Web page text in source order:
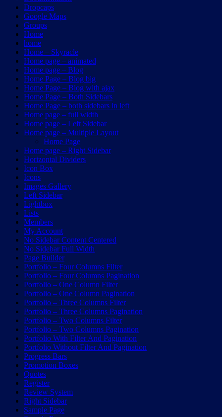
Dropcaps
Google Maps
Groups
Home
home
Home – Skyracle
Home page – animated
Home page – Blog
Home Page – Blog big
Home Page – Blog with ajax
Home Page – Both Sidebars
Home Page – both sidebars in left
Home page – full width
Home page – Left Sidebar
Home page – Multiple Layout
Home Page
Home page – Right Sidebar
Horizontal Dividers
Icon Box
Icons
Images Gallery
Left Sidebar
Lightbox
Lists
Members
My Account
No Sidebar Content Centered
No Sidebar Full Width
Page Builder
Portfolio – Four Columns Filter
Portfolio – Four Columns Pagination
Portfolio – One Column Filter
Portfolio – One Column Pagination
Portfolio – Three Columns Filter
Portfolio – Three Columns Pagination
Portfolio – Two Columns Filter
Portfolio – Two Columns Pagination
Portfolio With Filter And Pagination
Portfolio Without Filter And Pagination
Progress Bars
Promotion Boxes
Quotes
Register
Review System
Right Sidebar
Sample Page